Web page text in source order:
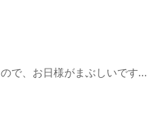
で、お日様がまぶしいです…